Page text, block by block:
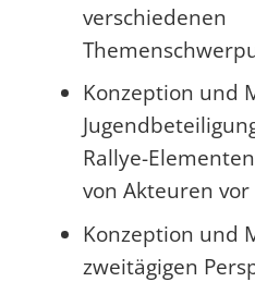
verschiedenen
Konzeption und
Rallye-
von Akteuren
Konzeption und
zweitägigen